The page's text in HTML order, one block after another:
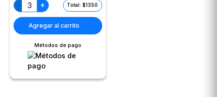
− + Total: $1350
Agregar al carrito
Métodos de pago